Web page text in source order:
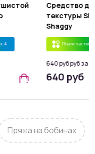
x 4
Средство
текстуры
Shaggy
Плати частями
640 руб руб за 1
640 руб
Пряжа на бобинах